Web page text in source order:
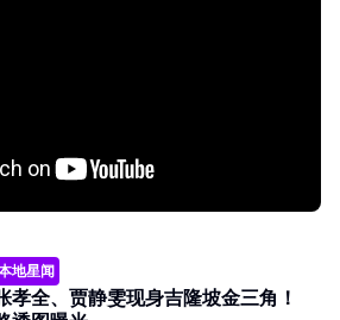
地星闻
孝全、贾静雯现身吉隆坡金三角！